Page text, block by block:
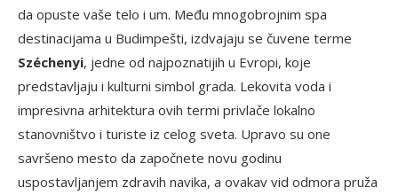
da opuste vaše telo i um. Među mnogobrojnim spa
destinacijama u Budimpešti, izdvajaju se čuvene terme
Széchenyi, jedne od najpoznatijih u Evropi, koje
predstavljaju i kulturni simbol grada. Lekovita voda i
impresivna arhitektura ovih termi privlače lokalno
stanovništvo i turiste iz celog sveta. Upravo su one
savršeno mesto da započnete novu godinu
uspostavljanjem zdravih navika, a ovakav vid odmora pruža